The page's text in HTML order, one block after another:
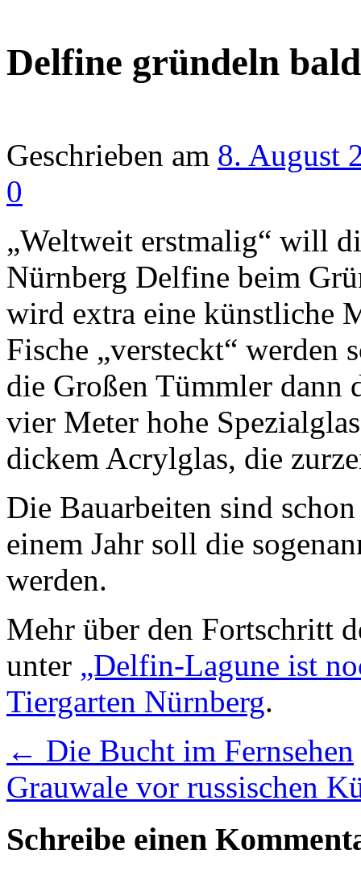
Delfine gründeln
Geschrieben am 8. August
0
„Weltweit erstmalig“ will
Nürnberg Delfine beim
wird extra eine künstliche
Fische „versteckt“ werden
die Großen Tümmler dann
vier Meter hohe
dickem Acrylglas, die
Die Bauarbeiten sind
einem Jahr soll die
werden.
Mehr über den Fortschritt
unter „Delfin-Lagune ist
Tiergarten Nürnberg.
← Die Bucht im Fernsehen
Grauwale vor russischen
Schreibe einen